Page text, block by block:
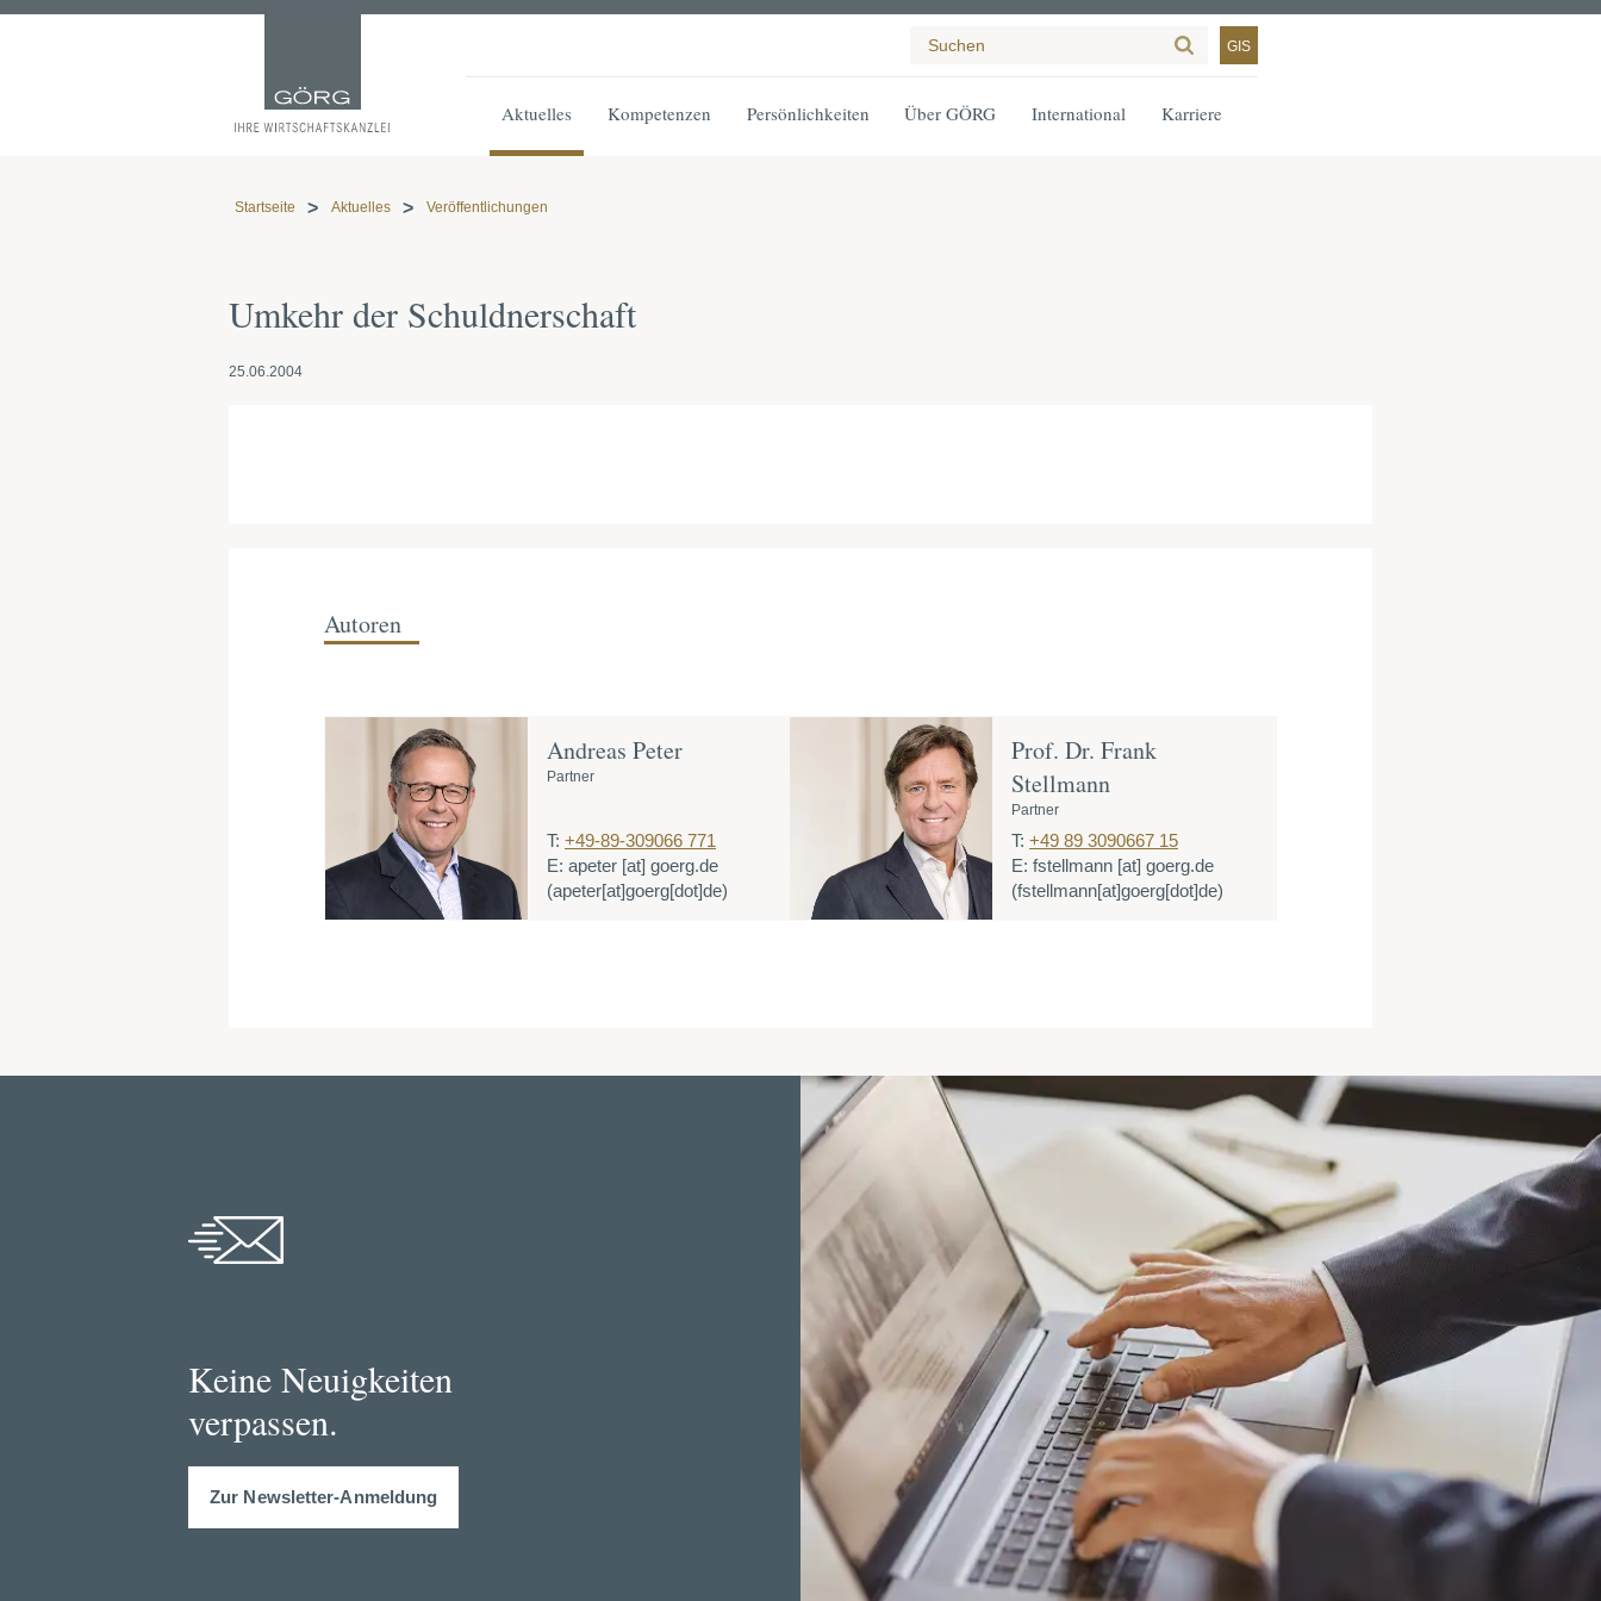
GIS
Aktuelles Kompetenzen Persönlichkeiten Über GÖRG International Karriere
Startseite Aktuelles Veröffentlichungen
Umkehr der Schuldnerschaft
25.06.2004
Autoren
Andreas Peter
Partner
T: +49-89-309066 771
E: apeter [at] goerg.de
(apeter[at]goerg[dot]de)
Prof. Dr. Frank
Stellmann
Partner
T: +49 89 3090667 15
E: fstellmann [at] goerg.de
(fstellmann[at]goerg[dot]de)
Keine Neuigkeiten
verpassen.
Zur Newsletter-Anmeldung